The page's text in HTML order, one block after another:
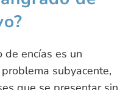
de encías es un
subyacente,